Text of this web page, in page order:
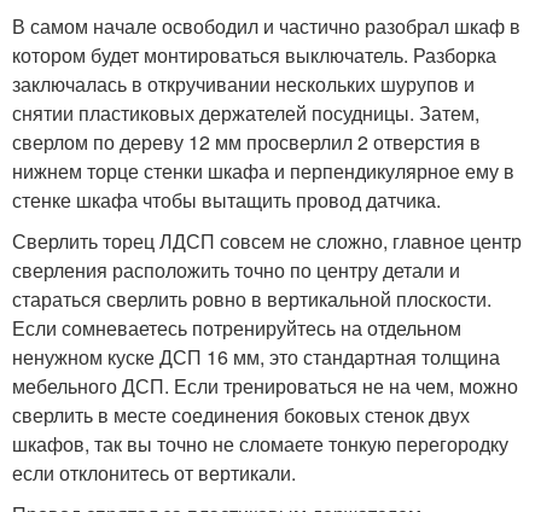
В самом начале освободил и частично разобрал шкаф в
котором будет монтироваться выключатель. Разборка
заключалась в откручивании нескольких шурупов и
снятии пластиковых держателей посудницы. Затем,
сверлом по дереву 12 мм просверлил 2 отверстия в
нижнем торце стенки шкафа и перпендикулярное ему в
стенке шкафа чтобы вытащить провод датчика.
Сверлить торец ЛДСП совсем не сложно, главное центр
сверления расположить точно по центру детали и
стараться сверлить ровно в вертикальной плоскости.
Если сомневаетесь потренируйтесь на отдельном
ненужном куске ДСП 16 мм, это стандартная толщина
мебельного ДСП. Если тренироваться не на чем, можно
сверлить в месте соединения боковых стенок двух
шкафов, так вы точно не сломаете тонкую перегородку
если отклонитесь от вертикали.